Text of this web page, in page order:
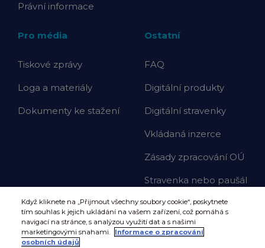
Právní informace
Pro média
Tiskové zprávy
Loga a materiály
Dokumenty ke stažení
Ostatní
FAQ
Digitální produkty
Digitální stravenky
Vkládaná inzerce
Zásady zpracování OÚ
Stravenka nebo paušál
Když kliknete na „Přijmout všechny soubory cookie“, poskytnete
tím souhlas k jejich ukládání na vašem zařízení, což pomáhá s
navigací na stránce, s analýzou využití dat a s našimi
marketingovými snahami.
Informace o zpracování
osobních údajů